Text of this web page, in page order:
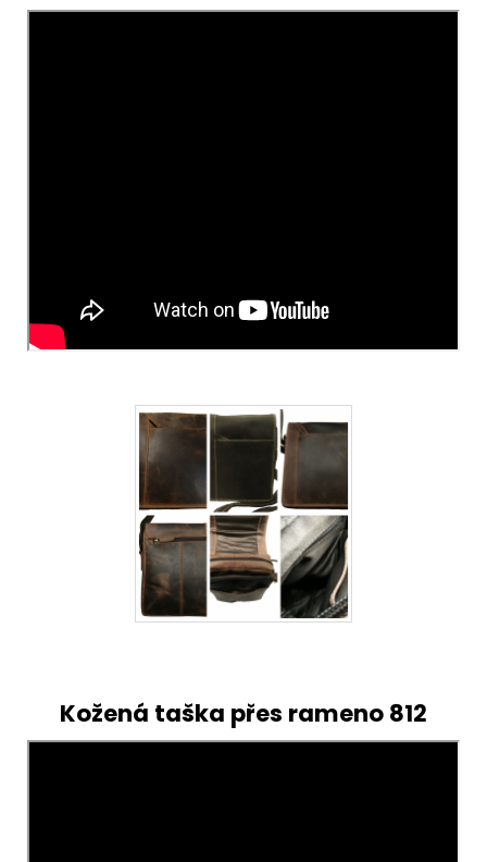
Kožená taška přes rameno 812